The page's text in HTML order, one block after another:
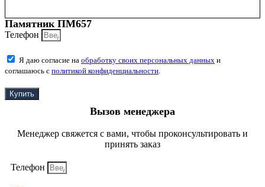
Памятник ПМ657
Телефон
Я даю согласие на обработку своих персональных данных и
соглашаюсь с политикой конфиденциальности
Купить
Вызов менеджера
Менеджер свяжется с вами, чтобы проконсультировать и
принять заказ
Телефон